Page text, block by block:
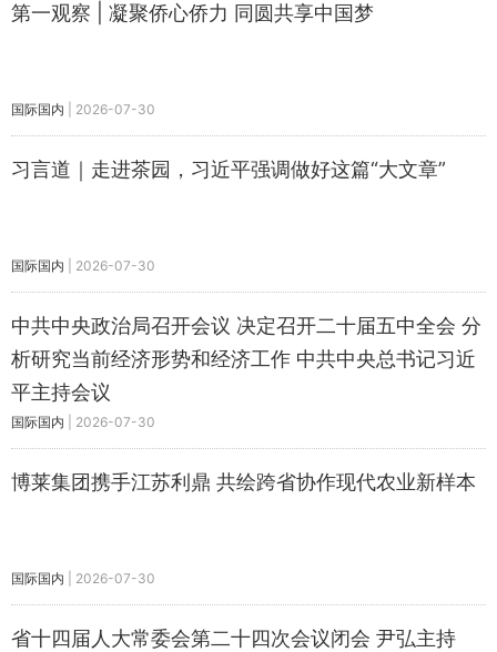
第一观察 | 凝聚侨心侨力 同圆共享中国梦
国际国内 2026-07-30
习言道｜走进茶园，习近平强调做好这篇“大文章”
国际国内 2026-07-30
中共中央政治局召开会议 决定召开二十届五中全会 分
析研究当前经济形势和经济工作 中共中央总书记习近
平主持会议
国际国内 2026-07-30
博莱集团携手江苏利鼎 共绘跨省协作现代农业新样本
国际国内 2026-07-30
省十四届人大常委会第二十四次会议闭会 尹弘主持